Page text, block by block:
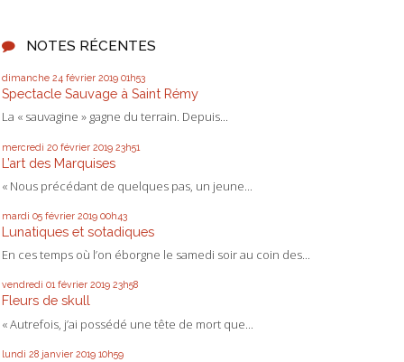
NOTES RÉCENTES
dimanche 24 février 2019 01h53
Spectacle Sauvage à Saint Rémy
La « sauvagine » gagne du terrain. Depuis...
mercredi 20 février 2019 23h51
L’art des Marquises
« Nous précédant de quelques pas, un jeune...
mardi 05 février 2019 00h43
Lunatiques et sotadiques
En ces temps où l’on éborgne le samedi soir au coin des...
vendredi 01 février 2019 23h58
Fleurs de skull
« Autrefois, j’ai possédé une tête de mort que...
lundi 28 janvier 2019 10h59